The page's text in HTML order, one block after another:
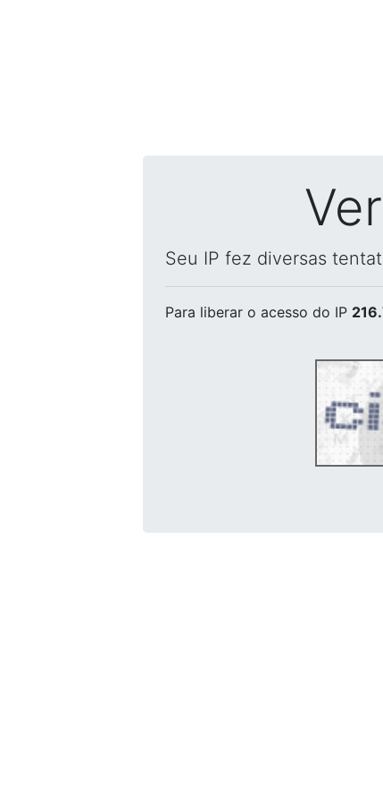
Seu IP fez diversas
Para liberar o acesso do IP